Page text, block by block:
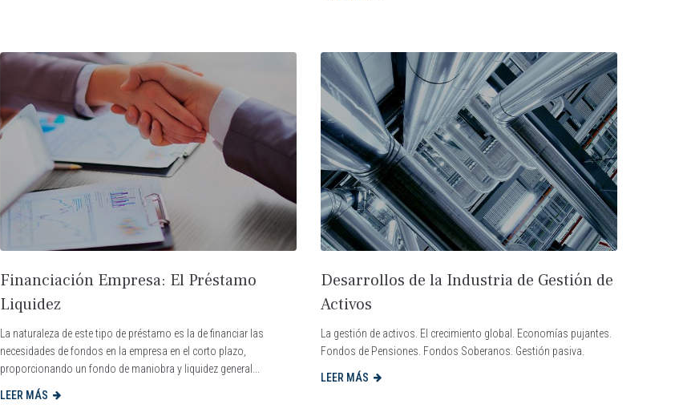
Financiación Empresa: El Préstamo
Liquidez
La naturaleza de este tipo de préstamo es la de financiar las
necesidades de fondos en la empresa en el corto plazo,
proporcionando un fondo de maniobra y liquidez general...
LEER MÁS
Desarrollos de la Industria de Gestión de
Activos
La gestión de activos. El crecimiento global. Economías pujantes.
Fondos de Pensiones. Fondos Soberanos. Gestión pasiva.
LEER MÁS